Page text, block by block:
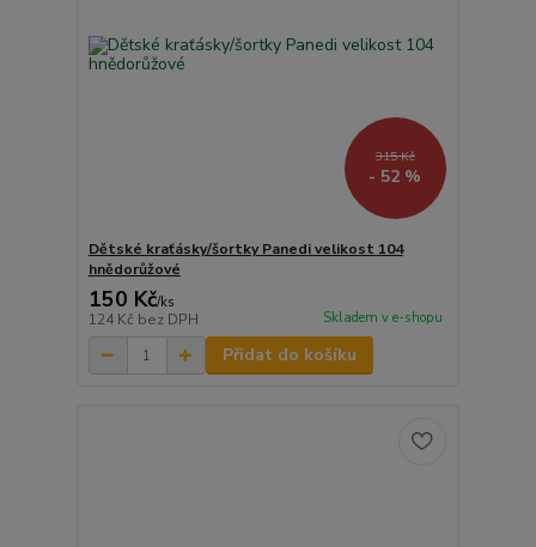
315 Kč
- 52 %
Dětské kraťásky/šortky Panedi velikost 104
hnědorůžové
150 Kč/ks
124 Kč bez DPH Skladem v e-shopu
Přidat do košíku